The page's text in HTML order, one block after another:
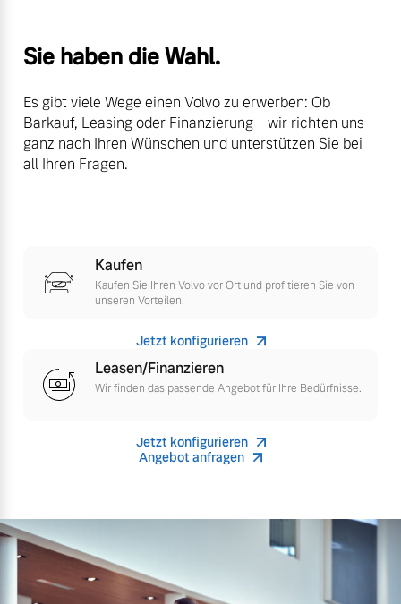
Mehr erfahren
Versicherung
Sie haben die Wahl.
Es gibt viele Wege einen Volvo zu erwerben: Ob
Barkauf, Leasing oder Finanzierung – wir richten uns
ganz nach Ihren Wünschen und unterstützen Sie bei
all Ihren Fragen.
Kaufen
Kaufen Sie Ihren Volvo vor Ort und profitieren Sie von
unseren Vorteilen.
Jetzt konfigurieren
Leasen/Finanzieren
Wir finden das passende Angebot für Ihre Bedürfnisse.
Jetzt konfigurieren
Angebot anfragen